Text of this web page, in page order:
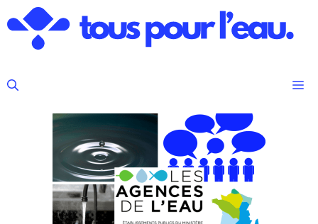
au
contenu